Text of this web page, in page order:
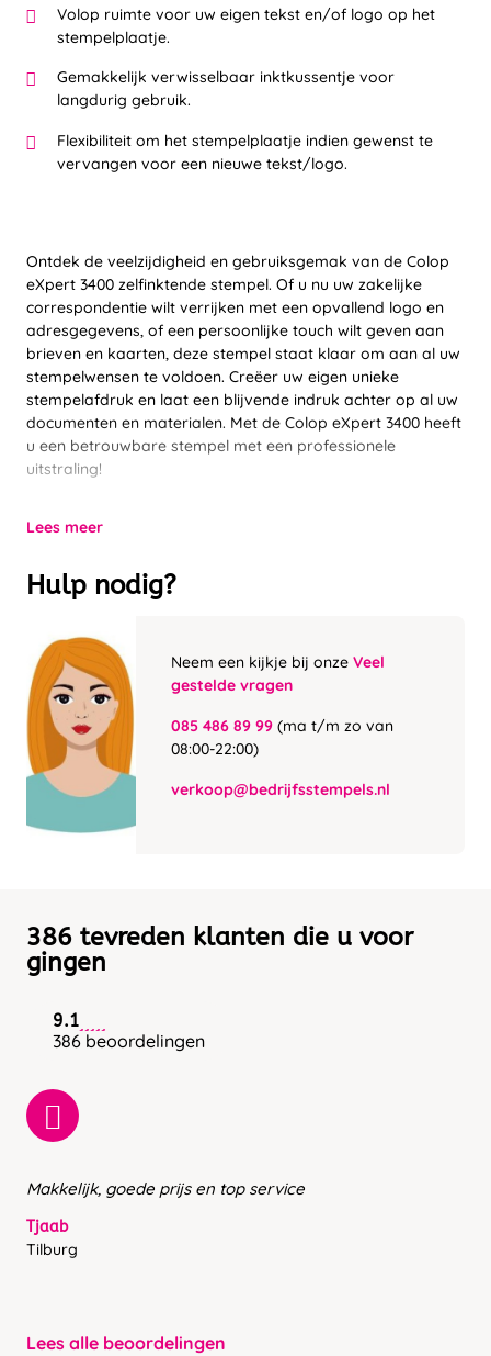
Volop ruimte voor uw eigen tekst en/of logo op het
stempelplaatje.
Gemakkelijk verwisselbaar inktkussentje voor
langdurig gebruik.
Flexibiliteit om het stempelplaatje indien gewenst te
vervangen voor een nieuwe tekst/logo.
Ontdek de veelzijdigheid en gebruiksgemak van de Colop
eXpert 3400 zelfinktende stempel. Of u nu uw zakelijke
correspondentie wilt verrijken met een opvallend logo en
adresgegevens, of een persoonlijke touch wilt geven aan
brieven en kaarten, deze stempel staat klaar om aan al uw
stempelwensen te voldoen. Creëer uw eigen unieke
stempelafdruk en laat een blijvende indruk achter op al uw
documenten en materialen. Met de Colop eXpert 3400 heeft
u een betrouwbare stempel met een professionele
uitstraling!
Lees meer
Hulp nodig?
Neem een kijkje bij onze Veel
gestelde vragen
085 486 89 99 (ma t/m zo van
08:00-22:00)
verkoop@bedrijfsstempels.nl
386 tevreden klanten die u voor
gingen
9.1
386 beoordelingen
Makkelijk, goede prijs en top service
Tjaab
Tilburg
Lees alle beoordelingen